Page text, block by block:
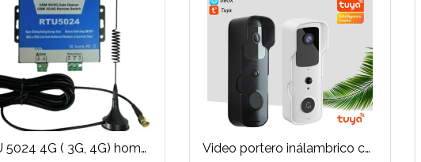
RTU 5024 4G ( 3G, 4G) homologados SUBTEL para abrir puertas, portones, accesos
Video portero inálambrico conectado a WIFI APP TUYA